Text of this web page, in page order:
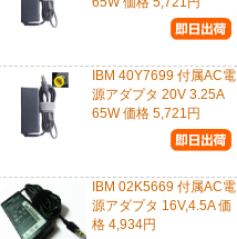
IBM 40Y7699 付属AC電
源アダプタ 20V 3.25A
65W 価格 5,721円
IBM 02K5669 付属AC電
源アダプタ 16V,4.5A 価
格 4,934円